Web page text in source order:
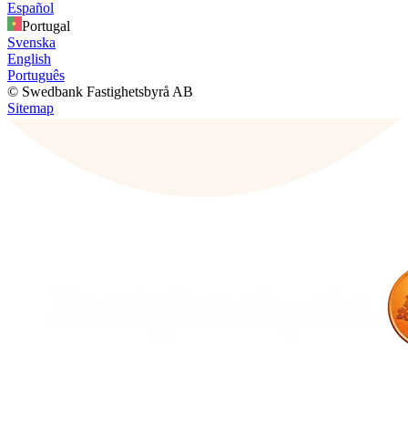
Español
Portugal
Svenska
English
Português
© Swedbank Fastighetsbyrå AB
Sitemap